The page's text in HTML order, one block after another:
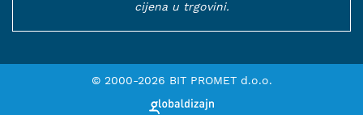
cijena u trgovini.
© 2000-2026 BIT PROMET d.o.o.